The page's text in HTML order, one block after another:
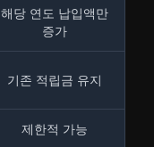
해당 연도 납입액만
증가
기존 적립금 유지
제한적 가능